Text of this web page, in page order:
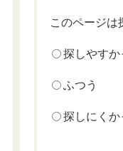
このページは
探しやすか
ふつう
探しにくか